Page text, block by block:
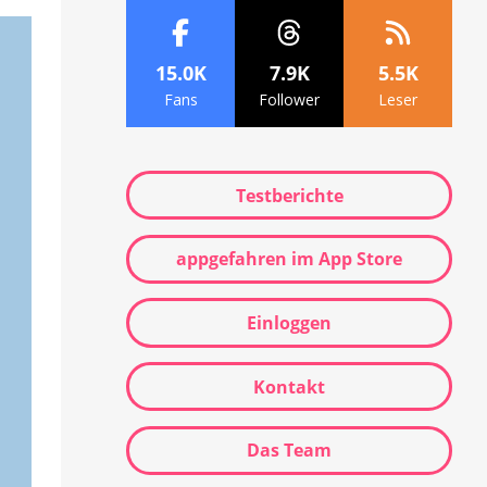
15.0K
Fans
7.9K
Follower
5.5K
Leser
Testberichte
appgefahren im App Store
Einloggen
Kontakt
Das Team